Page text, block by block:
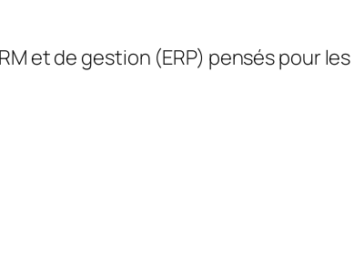
et de gestion (ERP) pensés pour